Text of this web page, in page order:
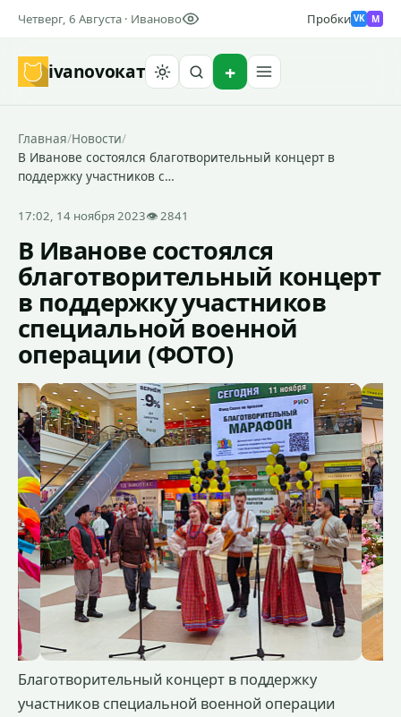
Четверг, 6 Августа · Иваново Пробки VK M
ivanovoкат
Главная/Новости/
В Иванове состоялся благотворительный концерт в
поддержку участников с…
17:02, 14 ноября 2023👁 2841
В Иванове состоялся
благотворительный концерт
в поддержку участников
специальной военной
операции (ФОТО)
Благотворительный концерт в поддержку
участников специальной военной операции